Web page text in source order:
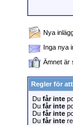
Nya
Inga nya
Ämnet är
Regler för
Du får inte
Du får inte
Du får inte
Du får inte